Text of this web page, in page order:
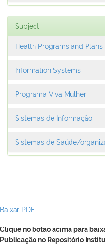
Subject
Health Programs and Plans
Information Systems
Programa Viva Mulher
Sistemas de Informação
Sistemas de Saúde/
Baixar PDF
Clique no botão acima para
Publicação no Repositório